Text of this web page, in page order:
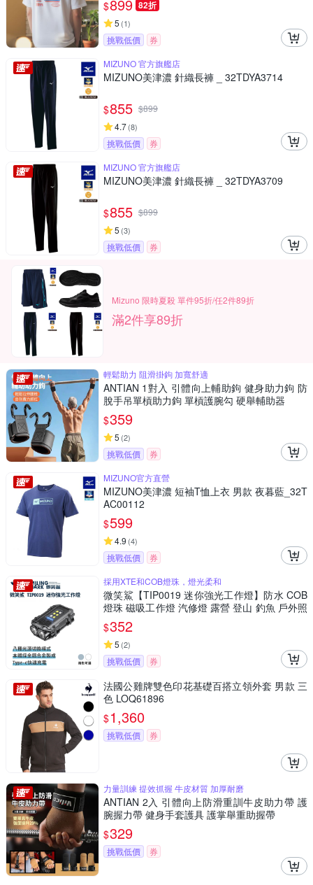
$899 82折
5 (1)
挑戰低價
券
MIZUNO 官方旗艦店
MIZUNO美津濃 針織長褲 _ 32TDYA3714
$855 $899
4.7(8)
挑戰低價
券
MIZUNO 官方旗艦店
MIZUNO美津濃 針織長褲 _ 32TDYA3709
$855 $899
5 (3)
挑戰低價 券
Mizuno 限時夏殺 單件95折/任2件89折
滿2件享89折
輕鬆助力 阻滑掛鉤 加寬舒適
ANTIAN 1對入 引體向上輔助鉤 健身助力鉤 防
脫手吊單槓助力鉤 單槓護腕勾 硬舉輔助器
$359
5 (2)
挑戰低價
券
MIZUNO官方直營
MIZUNO美津濃 短袖T恤上衣 男款 夜暮藍_32T
AC00112
$599
4.9 (4)
挑戰低價
券
採用XTE和COB燈珠，燈光柔和
微笑鯊【TIP0019 迷你強光工作燈】防水 COB
燈珠 磁吸工作燈 汽修燈 露營 登山 釣魚 戶外照
明 多功能照明 超亮遠射 爆亮 輕巧便攜
$352
5 (2)
挑戰低價 券
法國公雞牌雙色印花基礎百搭立領外套 男款 三
色 LOQ61896
$1,360
挑戰低價 券
力量訓練 提效抓握 牛皮材質 加厚耐磨
ANTIAN 2入 引體向上防滑重訓牛皮助力帶 護
腕握力帶 健身手套護具 護掌舉重助握帶
$329
挑戰低價 券